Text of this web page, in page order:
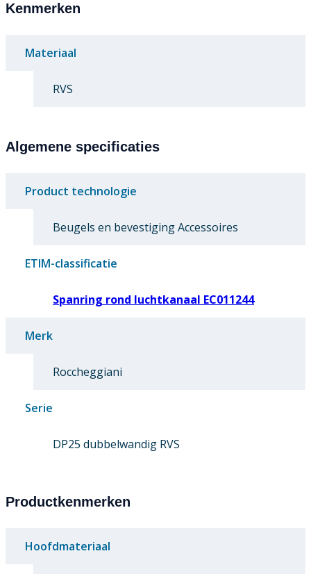
Kenmerken
Materiaal
RVS
Algemene specificaties
Product technologie
Beugels en bevestiging Accessoires
ETIM-classificatie
Spanring rond luchtkanaal EC011244
Merk
Roccheggiani
Serie
DP25 dubbelwandig RVS
Productkenmerken
Hoofdmateriaal